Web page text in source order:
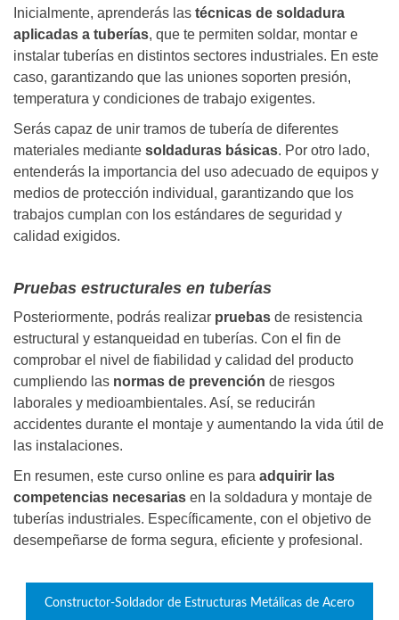
Inicialmente, aprenderás las técnicas de soldadura
aplicadas a tuberías, que te permiten soldar, montar e
instalar tuberías en distintos sectores industriales. En este
caso, garantizando que las uniones soporten presión,
temperatura y condiciones de trabajo exigentes.
Serás capaz de unir tramos de tubería de diferentes
materiales mediante soldaduras básicas. Por otro lado,
entenderás la importancia del uso adecuado de equipos y
medios de protección individual, garantizando que los
trabajos cumplan con los estándares de seguridad y
calidad exigidos.
Pruebas estructurales en tuberías
Posteriormente, podrás realizar pruebas de resistencia
estructural y estanqueidad en tuberías. Con el fin de
comprobar el nivel de fiabilidad y calidad del producto
cumpliendo las normas de prevención de riesgos
laborales y medioambientales. Así, se reducirán
accidentes durante el montaje y aumentando la vida útil de
las instalaciones.
En resumen, este curso online es para adquirir las
competencias necesarias en la soldadura y montaje de
tuberías industriales. Específicamente, con el objetivo de
desempeñarse de forma segura, eficiente y profesional.
Constructor-Soldador de Estructuras Metálicas de Acero